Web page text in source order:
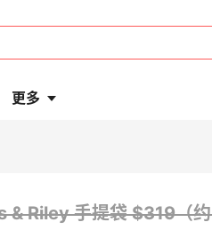
更多
& Riley 手提袋$319（